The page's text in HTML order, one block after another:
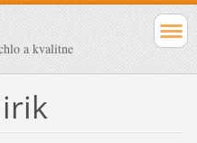
a kvalitne